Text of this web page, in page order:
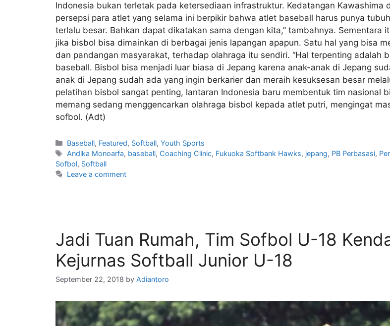
Indonesia bukan terletak pada ketersediaan infrastruktur. Kedatangan
persepsi para atlet yang selama ini berpikir bahwa atlet baseball harus punya
terlalu besar. Bahkan dapat dikatakan sama dengan kita,” tambahnya. Sementara
jika bisbol bisa dimainkan di berbagai jenis lapangan apapun. Satu hal yang bisa
dan pandangan masyarakat, terhadap olahraga itu sendiri. “Hal terpenting adalah
baseball. Bisbol bisa menjadi luar biasa di Jepang karena anak-anak di Jepang
anak di Jepang sudah ada yang ingin berkarier dan meraih kesuksesan besar
pelatihan bisbol sangat penting, lantaran Indonesia baru membentuk tim nasional
memang sedang menggencarkan olahraga bisbol kepada atlet putri, mengingat
sofbol. (Adt)
Baseball, Featured, Softball,Youth Sports
Andika Monoarfa, baseball, Coaching Clinic, Fukuoka Softbank Hawks, jepang, PB Perbasasi,
Sofbol, Softball
Leave a comment
Jadi Tuan Rumah, Tim Sofbol U-18
Kejurnas Softball Junior U-18
September 22, 2018 by Adiantoro